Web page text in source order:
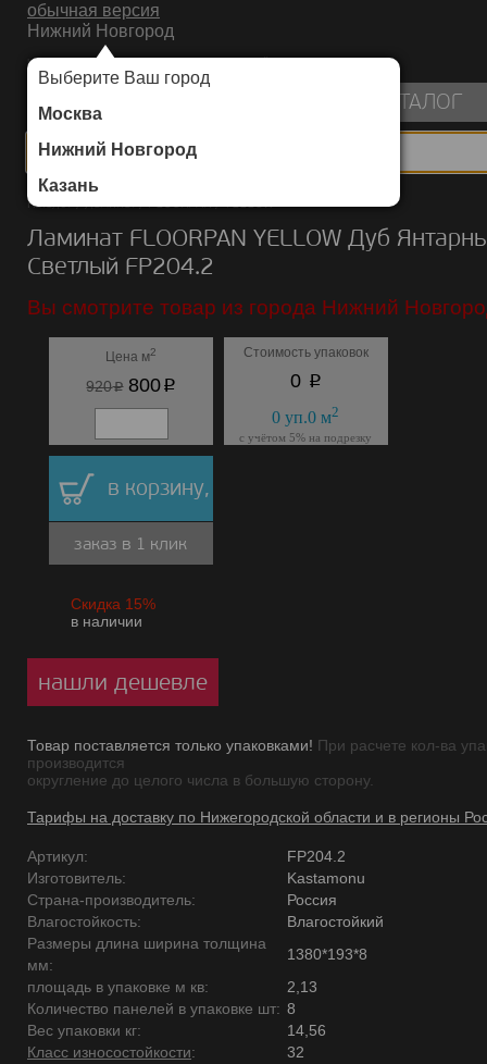
обычная версия
Нижний Новгород
Выберите Ваш город
Москва
Нижний Новгород
Казань
ИНТЕРНЕТ-МАГАЗИН НАПОЛЬНЫХ ПОКРЫТИЙ
КАТАЛОГ
Каталог/Ламинат/FLOORPAN/YELLOW
Ламинат FLOORPAN YELLOW Дуб
Cветлый FP204.2
Вы смотрите товар из города Нижний
Цена м2
920p800p
Стоимость упаковок
0 p
0 уп.0 м2
с учётом 5% на подрезку
в корзину,
заказ в 1 клик
Скидка 15%
в наличии
нашли дешевле
Товар поставляется только упаковками! При расчете кол-ва
производится
округление до целого числа в большую сторону.
Тарифы на доставку по Нижегородской области и в регионы
Артикул:
FP204.2
Изготовитель:
Kastamonu
Страна-производитель:
Россия
Влагостойкость:
Влагостойкий
Размеры длина ширина толщина
мм:
1380*193*8
площадь в упаковке м кв:
2,13
Количество панелей в упаковке шт: 8
Вес упаковки кг:
14,56
Класс износостойкости:
32